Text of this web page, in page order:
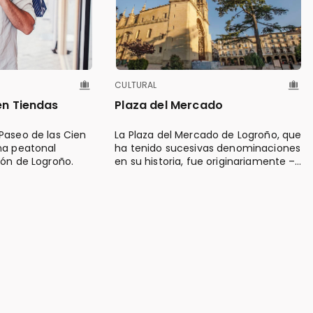
Tiendas
de las Cien
peatonal
de Logroño.
CULTURAL
Plaza del Mercado
La Plaza del Mercado de Logroño, que
ha tenido sucesivas denominaciones
en su historia, fue originariamente –